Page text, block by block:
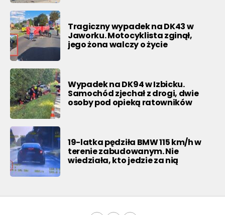
Tragiczny wypadek na DK43 w
Jaworku. Motocyklista zginął,
jego żona walczy o życie
Wypadek na DK94 w Izbicku.
Samochód zjechał z drogi, dwie
osoby pod opieką ratowników
19-latka pędziła BMW 115 km/h w
terenie zabudowanym. Nie
wiedziała, kto jedzie za nią